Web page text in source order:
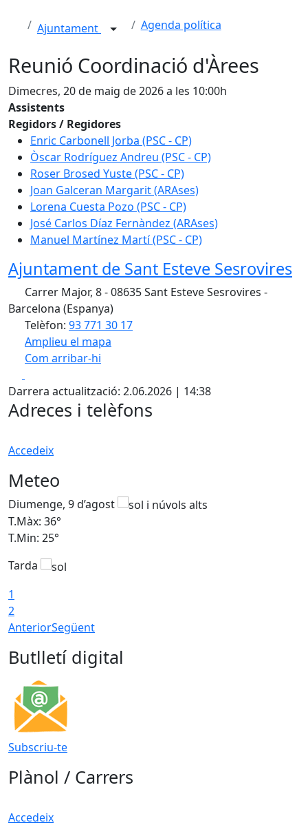
Ajuntament Agenda política
Reunió Coordinació d'Àrees
Dimecres, 20 de maig de 2026 a les 10:00h
Assistents
Regidors / Regidores
Enric Carbonell Jorba (PSC - CP)
Òscar Rodríguez Andreu (PSC - CP)
Roser Brosed Yuste (PSC - CP)
Joan Galceran Margarit (ARAses)
Lorena Cuesta Pozo (PSC - CP)
José Carlos Díaz Fernàndez (ARAses)
Manuel Martínez Martí (PSC - CP)
Ajuntament de Sant Esteve Sesrovires
Carrer Major, 8 - 08635 Sant Esteve Sesrovires -
Barcelona (Espanya)
Telèfon: 93 771 30 17
Amplieu el mapa
Com arribar-hi
+
−
Darrera actualització: 2.06.2026 | 14:38
Adreces i telèfons
Accedeix
Meteo
Diumenge, 9 d’agost
T.Màx: 36°
T.Min: 25°
Tarda
1
2
AnteriorSegüent
Butlletí digital
Subscriu-te
Plànol / Carrers
Accedeix